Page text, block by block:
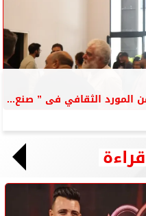
المورد الثقافي فى ” صنع...